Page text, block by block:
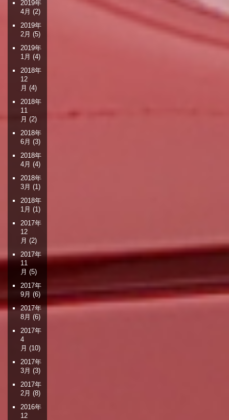
2019年
4月 (2)
2019年
2月 (5)
2019年
1月 (4)
2018年
12
月 (4)
2018年
11
月 (2)
2018年
6月 (3)
2018年
4月 (4)
2018年
3月 (1)
2018年
1月 (1)
2017年
12
月 (2)
2017年
11
月 (5)
2017年
9月 (6)
2017年
8月 (6)
2017年
4
月 (10)
2017年
3月 (3)
2017年
2月 (8)
2016年
12